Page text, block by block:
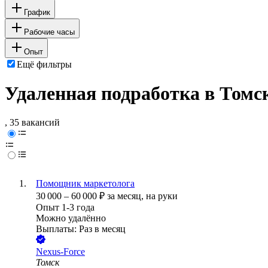
График
Рабочие часы
Опыт
Ещё фильтры
Удаленная подработка в
, 35 вакансий
Помощник маркетолога
30 000 – 60 000 ₽ за месяц, на руки
Опыт 1-3 года
Можно удалённо
Выплаты: Раз в месяц
Nexus-Force
Томск